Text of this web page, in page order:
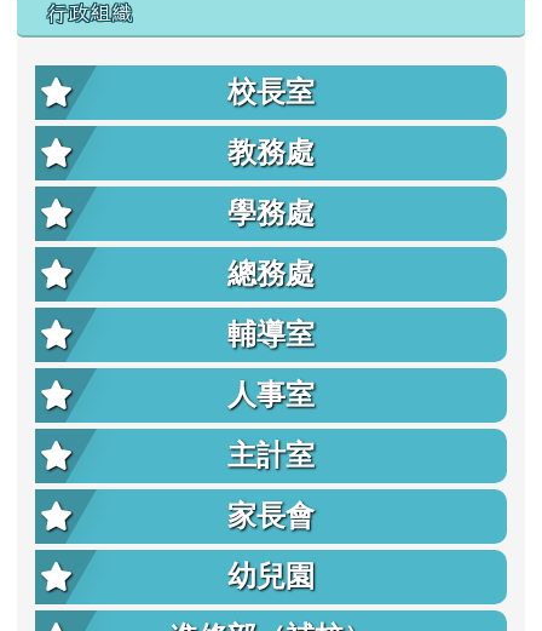
行政組織
校長室
教務處
學務處
總務處
輔導室
人事室
主計室
家長會
幼兒園